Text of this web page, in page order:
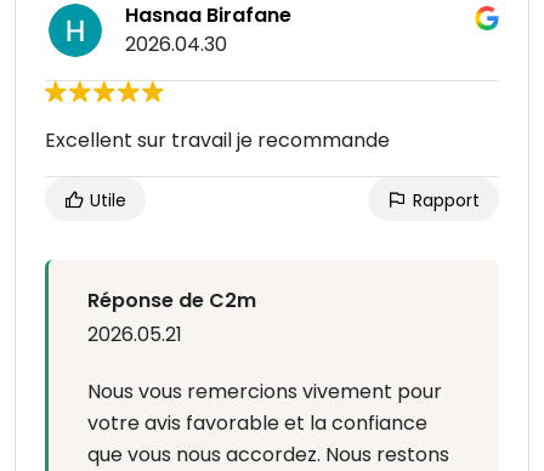
Hasnaa Birafane
2026.04.30
Excellent sur travail je recommande
Utile Rapport
Réponse de C2m
2026.05.21
Nous vous remercions vivement pour
votre avis favorable et la confiance
que vous nous accordez. Nous restons